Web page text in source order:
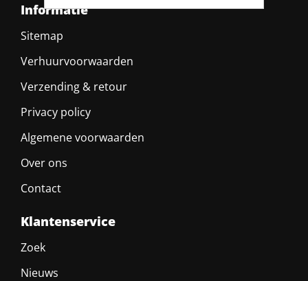
Informatie
Sitemap
Verhuurvoorwaarden
Verzending & retour
Privacy policy
Algemene voorwaarden
Over ons
Contact
Klantenservice
Zoek
Nieuws